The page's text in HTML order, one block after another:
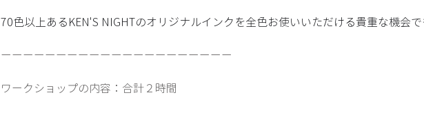
70色以上あるKEN'S NIGHTのオリジナルインクを全色お使いいただける貴重な機会
ーーーーーーーーーーーーーーーーーーーーー
ワークショップの内容：合計２時間